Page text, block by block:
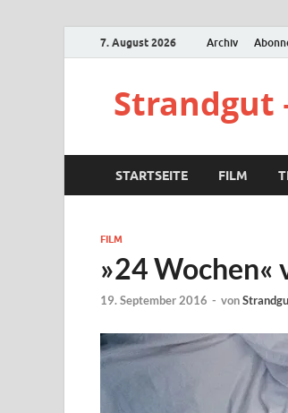
7. August 2026 Archiv
Strandgut
STARTSEITE FILM
FILM
»24 Wochen«
19. September 2016 - von